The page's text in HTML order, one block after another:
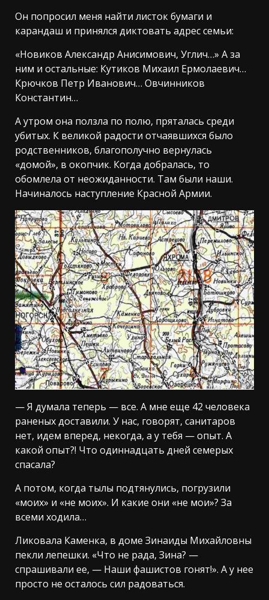
Он попросил меня найти листок бумаги и
карандаш и принялся диктовать адрес семьи:
«Новиков Александр Анисимович, Углич…» А за
ним и остальные: Кутиков Михаил Ермолаевич…
Крючков Петр Иванович… Овчинников
Константин…
А утром она ползла по полю, пряталась среди
убитых. К великой радости отчаявшихся было
родственников, благополучно вернулась
«домой», в окопчик. Когда добралась, то
обомлела от неожиданности. Там были наши.
Начиналось наступление Красной Армии.
— Я думала теперь — все. А мне еще 42 человека
раненых доставили. У нас, говорят, санитаров
нет, идем вперед, некогда, а у тебя — опыт. А
какой опыт?! Что одиннадцать дней семерых
спасала?
А потом, когда тылы подтянулись, погрузили
«моих» и «не моих». И какие они «не мои»? За
всеми ходила…
Ликовала Каменка, в доме Зинаиды Михайловны
пекли лепешки. «Что не рада, Зина? —
спрашивали ее, — Наши фашистов гонят!». А у нее
просто не осталось сил радоваться.